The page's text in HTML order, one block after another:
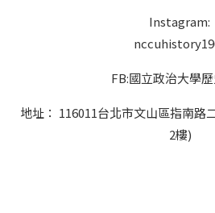
Instagram:
FB:國立政治大學
地址： 116011台北市文山區指南路
2樓)